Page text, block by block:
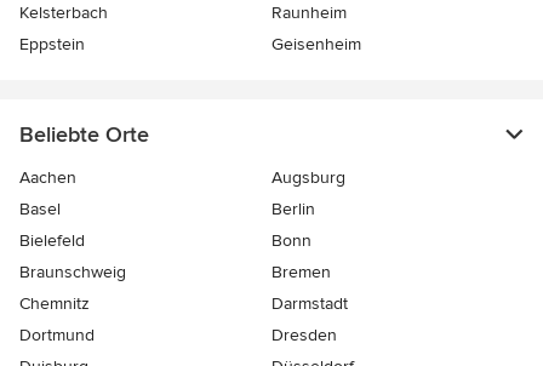
Kelsterbach
Raunheim
Eppstein
Geisenheim
Beliebte Orte
Aachen
Augsburg
Basel
Berlin
Bielefeld
Bonn
Braunschweig
Bremen
Chemnitz
Darmstadt
Dortmund
Dresden